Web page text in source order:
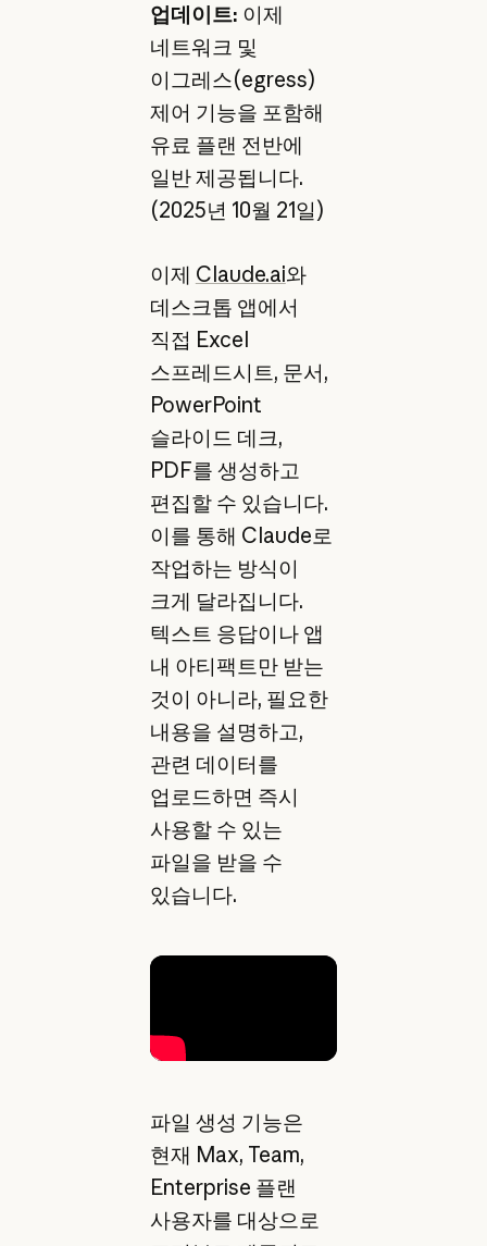
업데이트: 이제
네트워크 및
이그레스(egress)
제어 기능을 포함해
유료 플랜 전반에
일반 제공됩니다.
(2025년 10월 21일)
이제 Claude.ai와
데스크톱 앱에서
직접 Excel
스프레드시트, 문서,
PowerPoint
슬라이드 데크,
PDF를 생성하고
편집할 수 있습니다.
이를 통해 Claude로
작업하는 방식이
크게 달라집니다.
텍스트 응답이나 앱
내 아티팩트만 받는
것이 아니라, 필요한
내용을 설명하고,
관련 데이터를
업로드하면 즉시
사용할 수 있는
파일을 받을 수
있습니다.
파일 생성 기능은
현재 Max, Team,
Enterprise 플랜
사용자를 대상으로